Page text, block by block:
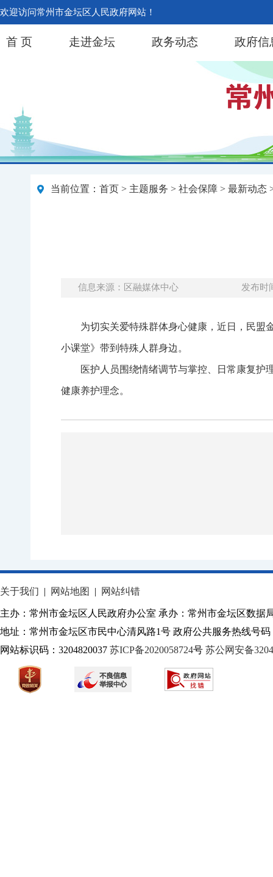
欢迎访问常州市金坛区人民政府网站！
首 页 走进金坛 政务动态 政府信
当前位置： 首页 > 主题服务 > 社会保障 > 最新动态
信息来源：区融媒体中心 发布时
为切实关爱特殊群体身心健康，近日，民
小课堂》带到特殊人群身边。
医护人员围绕情绪调节与掌控、日常康复护
健康养护理念。
关于我们 | 网站地图 | 网站纠错
主办：常州市金坛区人民政府办公室 承办：常州市金坛区数据
地址：常州市金坛区市民中心清风路1号 政府公共服务热线号码
网站标识码：3204820037 苏ICP备2020058724号 苏公网安备